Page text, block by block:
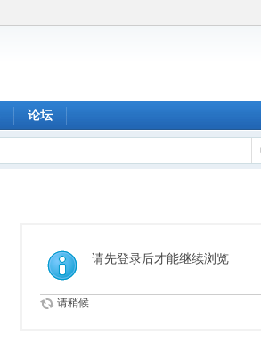
论坛
请先登录后才能继续浏览
请稍候...